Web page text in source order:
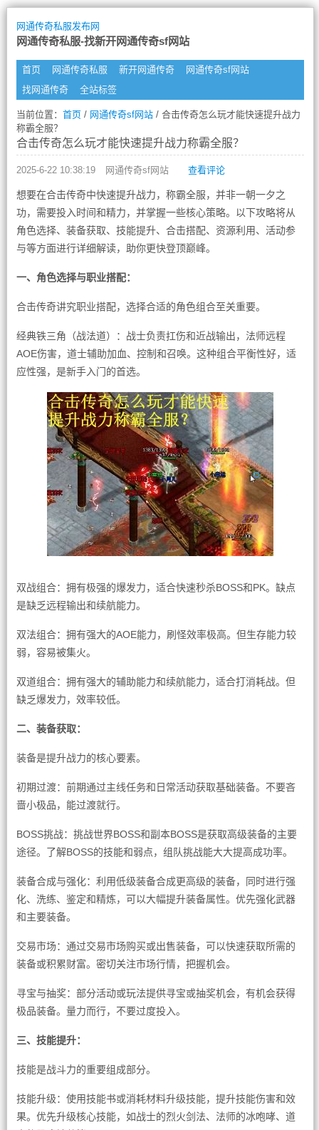
网通传奇私服发布网
网通传奇私服-找新开网通传奇sf网站
首页 网通传奇私服 新开网通传奇
网通传奇sf网站
找网通传奇
全站标签
当前位置： 首页/ 网通传奇sf网站/ 合击传奇怎么玩才能快速提升战力
称霸全服？
合击传奇怎么玩才能快速提升战力称霸全服？
2025-6-22 10:38:19 网通传奇sf网站 查看评论
想要在合击传奇中快速提升战力，称霸全服，并非一朝一夕之
功，需要投入时间和精力，并掌握一些核心策略。以下攻略将从
角色选择、装备获取、技能提升、合击搭配、资源利用、活动参
与等方面进行详细解读，助你更快登顶巅峰。
一、角色选择与职业搭配：
合击传奇讲究职业搭配，选择合适的角色组合至关重要。
经典铁三角（战法道）：战士负责扛伤和近战输出，法师远程
AOE伤害，道士辅助加血、控制和召唤。这种组合平衡性好，适
应性强，是新手入门的首选。
双战组合：拥有极强的爆发力，适合快速秒杀BOSS和PK。缺点
是缺乏远程输出和续航能力。
双法组合：拥有强大的AOE能力，刷怪效率极高。但生存能力较
弱，容易被集火。
双道组合：拥有强大的辅助能力和续航能力，适合打消耗战。但
缺乏爆发力，效率较低。
二、装备获取：
装备是提升战力的核心要素。
初期过渡：前期通过主线任务和日常活动获取基础装备。不要吝
啬小极品，能过渡就行。
BOSS挑战：挑战世界BOSS和副本BOSS是获取高级装备的主要
途径。了解BOSS的技能和弱点，组队挑战能大大提高成功率。
装备合成与强化：利用低级装备合成更高级的装备，同时进行强
化、洗练、鉴定和精炼，可以大幅提升装备属性。优先强化武器
和主要装备。
交易市场：通过交易市场购买或出售装备，可以快速获取所需的
装备或积累财富。密切关注市场行情，把握机会。
寻宝与抽奖：部分活动或玩法提供寻宝或抽奖机会，有机会获得
极品装备。量力而行，不要过度投入。
三、技能提升：
技能是战斗力的重要组成部分。
技能升级：使用技能书或消耗材料升级技能，提升技能伤害和效
果。优先升级核心技能，如战士的烈火剑法、法师的冰咆哮、道